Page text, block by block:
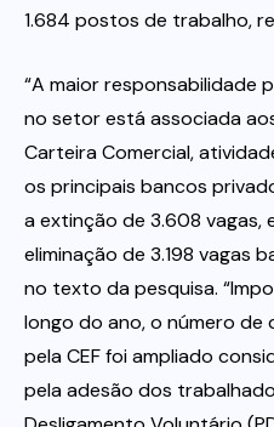
1.684 postos de trabalho,
“A maior responsabilidade
no setor está associada
Carteira Comercial,
os principais bancos
a extinção de 3.608 vagas,
eliminação de 3.198 vagas
no texto da pesquisa.
longo do ano, o número de
pela CEF foi ampliado
pela adesão dos